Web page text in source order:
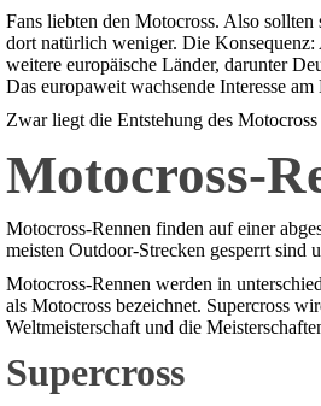
Fans liebten den Motocross. Also sollten
dort natürlich weniger. Die Konsequenz:
weitere europäische Länder, darunter
Das europaweit wachsende Interesse
Zwar liegt die Entstehung des
Motocross-
Motocross-Rennen finden auf einer
meisten Outdoor-Strecken gesperrt sind
Motocross-Rennen werden in
als Motocross bezeichnet. Supercross
Weltmeisterschaft und die
Supercross